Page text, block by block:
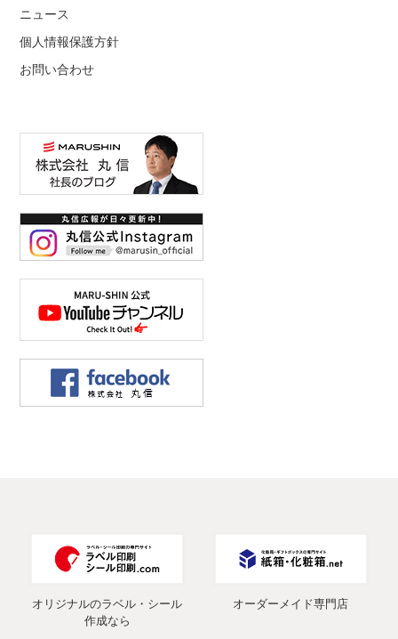
ニュース
個人情報保護方針
お問い合わせ
オリジナルのラベル・シール
作成なら
オーダーメイド専門店